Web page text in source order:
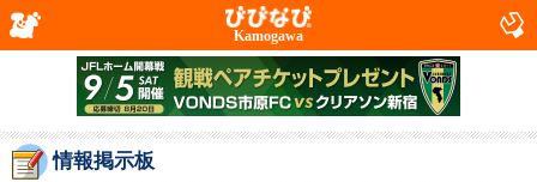
Kamogawa
情報掲示板